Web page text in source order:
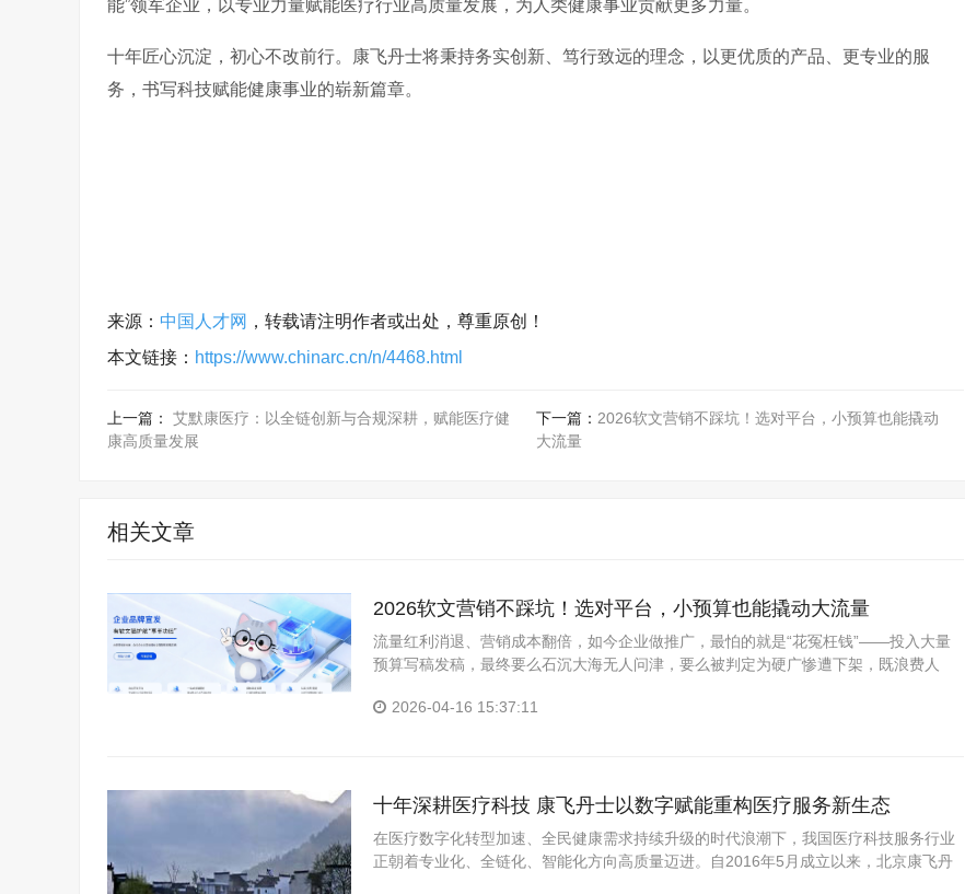
能”领军企业，以专业力量赋能医疗行业高质量发展，为人类健康事业贡献更多力量。
十年匠心沉淀，初心不改前行。康飞丹士将秉持务实创新、笃行致远的理念，以更优质的产品、更专业的服
务，书写科技赋能健康事业的崭新篇章。
来源： 中国人才网 ，转载请注明作者或出处，尊重原创！
本文链接： https://www.chinarc.cn/n/4468.html
上一篇：
艾默康医疗：以全链创新与合规深耕，赋能医疗健
康高质量发展
下一篇： 2026软文营销不踩坑！选对平台，小预算也能撬动
大流量
相关文章
2026软文营销不踩坑！选对平台，小预算也能撬动大流量
流量红利消退、营销成本翻倍，如今企业做推广，最怕的就是“花冤枉钱”——投入大量
预算写稿发稿，最终要么石沉大海无人问津，要么被判定为硬广惨遭下架，既浪费人
质软文...
2026-04-16 15:37:11
十年深耕医疗科技 康飞丹士以数字赋能重构医疗服务新生态
在医疗数字化转型加速、全民健康需求持续升级的时代浪潮下，我国医疗科技服务行业
正朝着专业化、全链化、智能化方向高质量迈进。自2016年5月成立以来，北京康飞丹